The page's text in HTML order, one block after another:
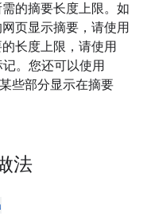
的摘要长度上限。如
页显示摘要，请使用
长度上限，请使用
记。您还可以使用
些部分显示在摘要
法